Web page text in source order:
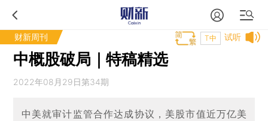
财新周刊 试听
T中
中概股破局｜特稿精选
2022年08月29日第34期
中美就审计监管合作达成协议，美股市值近万亿美